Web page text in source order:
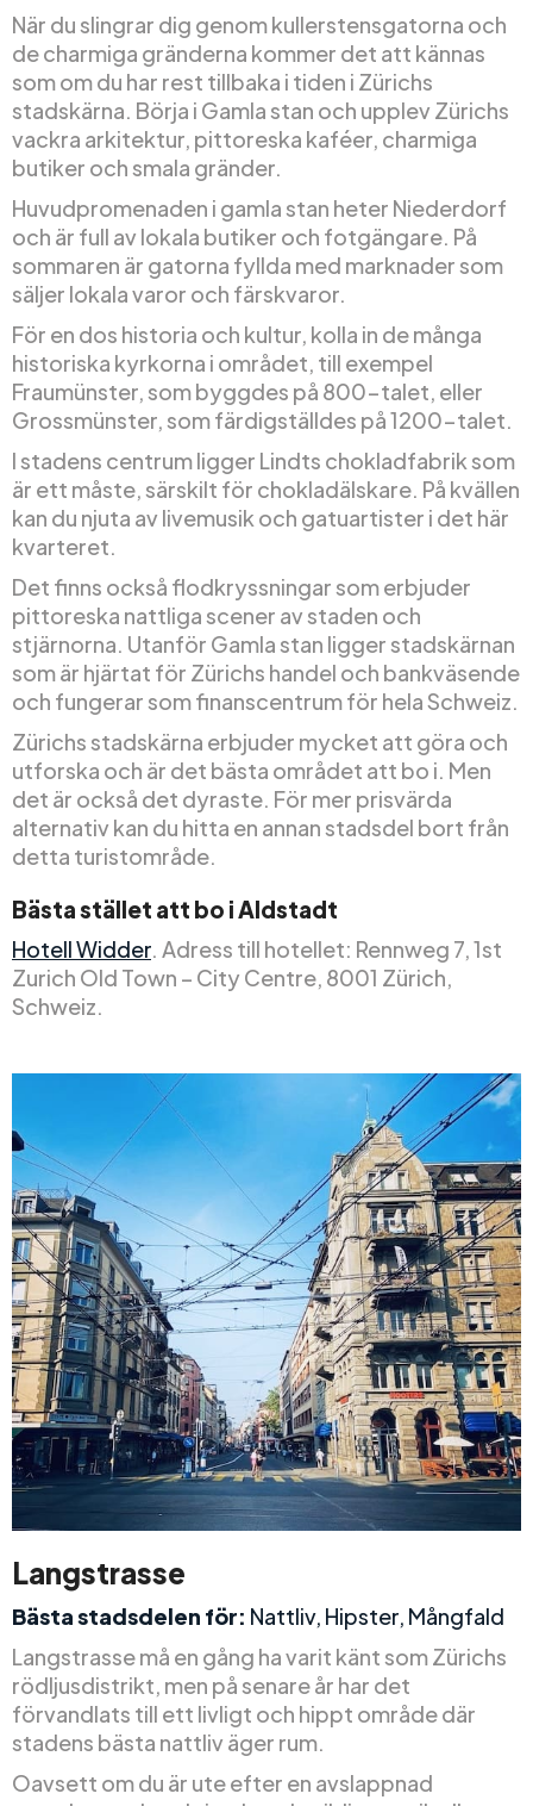
När du slingrar dig genom kullerstensgatorna och
de charmiga gränderna kommer det att kännas
som om du har rest tillbaka i tiden i Zürichs
stadskärna. Börja i Gamla stan och upplev Zürichs
vackra arkitektur, pittoreska kaféer, charmiga
butiker och smala gränder.
Huvudpromenaden i gamla stan heter Niederdorf
och är full av lokala butiker och fotgängare. På
sommaren är gatorna fyllda med marknader som
säljer lokala varor och färskvaror.
För en dos historia och kultur, kolla in de många
historiska kyrkorna i området, till exempel
Fraumünster, som byggdes på 800-talet, eller
Grossmünster, som färdigställdes på 1200-talet.
I stadens centrum ligger Lindts chokladfabrik som
är ett måste, särskilt för chokladälskare. På kvällen
kan du njuta av livemusik och gatuartister i det här
kvarteret.
Det finns också flodkryssningar som erbjuder
pittoreska nattliga scener av staden och
stjärnorna. Utanför Gamla stan ligger stadskärnan
som är hjärtat för Zürichs handel och bankväsende
och fungerar som finanscentrum för hela Schweiz.
Zürichs stadskärna erbjuder mycket att göra och
utforska och är det bästa området att bo i. Men
det är också det dyraste. För mer prisvärda
alternativ kan du hitta en annan stadsdel bort från
detta turistområde.
Bästa stället att bo i Aldstadt
Hotell Widder. Adress till hotellet: Rennweg 7, 1st
Zurich Old Town – City Centre, 8001 Zürich,
Schweiz.
Langstrasse
Bästa stadsdelen för: Nattliv, Hipster, Mångfald
Langstrasse må en gång ha varit känt som Zürichs
rödljusdistrikt, men på senare år har det
förvandlats till ett livligt och hippt område där
stadens bästa nattliv äger rum.
Oavsett om du är ute efter en avslappnad